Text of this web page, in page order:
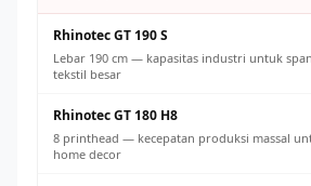
Rhinotec GT 190 S
Lebar 190 cm — kapasitas industri untuk
tekstil besar
Rhinotec GT 180 H8
8 printhead — kecepatan produksi massal
home decor